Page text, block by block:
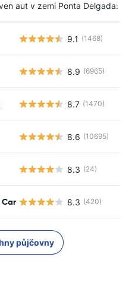
aut v zemi Ponta Delgada:
9.1 (1468)
8.9 (6965)
8.7 (1470)
8.6 (10695)
8.3 (24)
Car 8.3 (420)
půjčovny